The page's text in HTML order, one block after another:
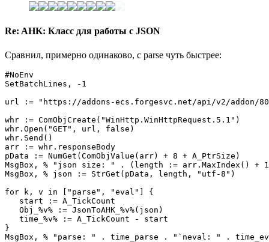
Re: AHK: Класс для работы с JSON
Сравнил, примерно одинаково, с parse чуть быстрее:
#NoEnv
SetBatchLines, -1
url := "https://addons-ecs.forgesvc.net/api/v2/addon/
whr := ComObjCreate("WinHttp.WinHttpRequest.5.1")
whr.Open("GET", url, false)
whr.Send()
arr := whr.responseBody
pData := NumGet(ComObjValue(arr) + 8 + A_PtrSize)
MsgBox, % "json size: " . (length := arr.MaxIndex() +
MsgBox, % json := StrGet(pData, length, "utf-8")
for k, v in ["parse", "eval"] {
   start := A_TickCount
   Obj_%v% := JsonToAHK_%v%(json)
   time_%v% := A_TickCount - start
}
MsgBox, % "parse: " . time_parse . "`neval: " .